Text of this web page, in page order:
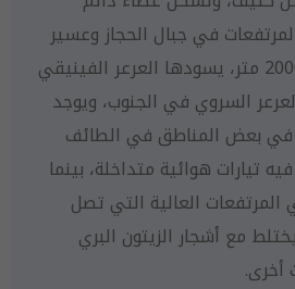
في جبال الحجاز وعسير
على ارتفاعات تفوق 2000 متر، يسودها العرعر الفينيقي
السروي في الجنوب، ويوجد
في بعض المناطق في الطائف
تيارات هوائية متداخلة، بينما
المرتفعات العالية التي تصل
لكنه يختلط مع أشجار الزيتون البري
أخرى.